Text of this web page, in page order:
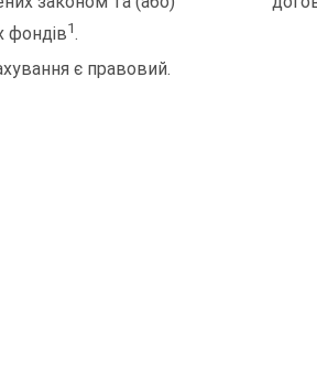
фондів1.
є правовий.